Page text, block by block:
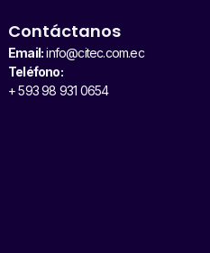
Contáctanos
Email:info@citec.com.ec
Teléfono:
+ 593 98 931 0654